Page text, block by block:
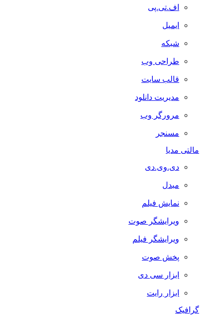
اف.تی.پی
ایمیل
شبکه
طراحی وب
قالب سایت
مدیریت دانلود
مرورگر وب
مسنجر
مالتی مدیا
دی.وی.دی
مبدل
نمایش فیلم
ویرایشگر صوت
ویرایشگر فیلم
پخش صوت
ابزار سی دی
ابزار رایت
گرافیک